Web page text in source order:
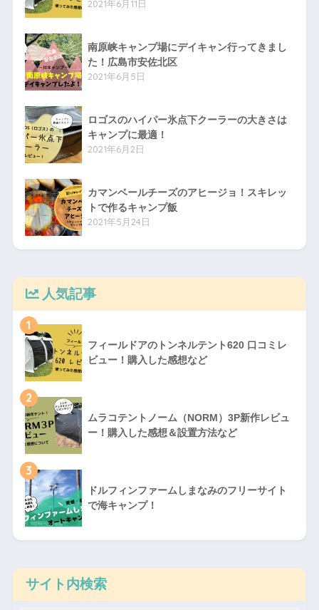
2021年6月11日
南原峡キャンプ場にデイキャン行ってきまし
た！広島市安佐北区
2021年6月5日
ロゴスのハイパー氷点下クーラーの大きさは
キャンプに最適！
2021年6月2日
カマンベールチーズのアヒージョ！スキレッ
トで作るキャンプ飯
2021年5月24日
人気記事
1
フィールドアのトンネルテント620 口コミレ
ビュー！購入した感想など
2
ムラコテントノーム（NORM）3P新作レビュ
ー！購入した感想＆設置方法など
3
ドルフィンファームしまなみのフリーサイト
で海キャンプ！
サイト内検索